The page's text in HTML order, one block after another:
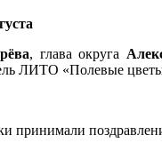
, глава округа
ЛИТО «Полевые
принимали